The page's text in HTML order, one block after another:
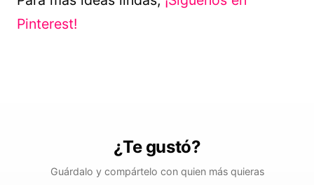
Pinterest!
¿Te gustó?
Guárdalo y compártelo con quien más quieras